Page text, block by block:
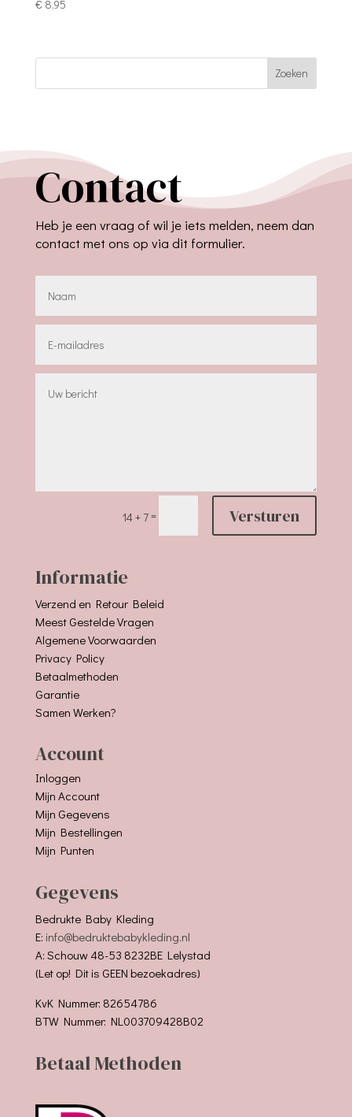
€ 8,95
Zoeken
Contact
Heb je een vraag of wil je iets melden, neem dan
contact met ons op via dit formulier.
14 + 7= Versturen
Informatie
Verzend en Retour Beleid
Meest Gestelde Vragen
Algemene Voorwaarden
Privacy Policy
Betaalmethoden
Garantie
Samen Werken?
Account
Inloggen
Mijn Account
Mijn Gegevens
Mijn Bestellingen
Mijn Punten
Gegevens
Bedrukte Baby Kleding
E: info@bedruktebabykleding.nl
A: Schouw 48-53 8232BE Lelystad
(Let op! Dit is GEEN bezoekadres)
KvK Nummer: 82654786
BTW Nummer: NL003709428B02
Betaal Methoden